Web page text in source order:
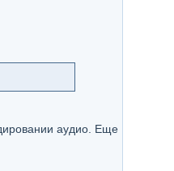
аудио. Еще